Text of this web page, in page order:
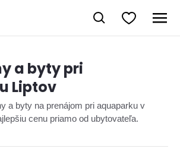
a byty pri
Liptov
a byty na prenájom pri aquaparku v
cenu priamo od ubytovateľa.